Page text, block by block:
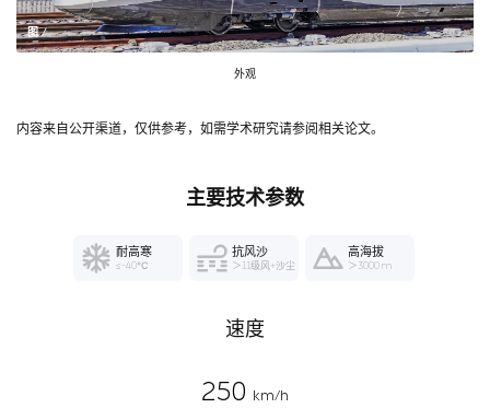
图 /
外观
内容来自公开渠道，仅供参考，如需学术研究请参阅相关论文。
主要技术参数
耐高寒
≤-40℃
抗风沙
＞11级风+沙尘
高海拔
＞3000 m
速度
250 km/h